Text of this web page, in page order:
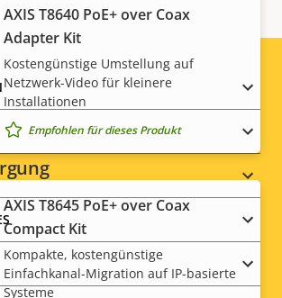
–
-
AXIS T8640 PoE+ over Coax
Adapter Kit
Kostengünstige Umstellung auf
Netzwerk-Video für kleinere
Installationen
Empfohlen für dieses Produkt
AXIS T8645 PoE+ over Coax
Compact Kit
Kompakte, kostengünstige
Einfachkanal-Migration auf IP-basierte
Systeme